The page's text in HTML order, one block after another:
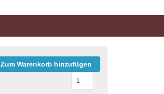
Zum Warenkorb hinzufügen